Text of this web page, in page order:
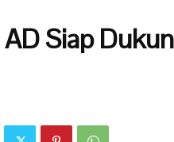
Siap